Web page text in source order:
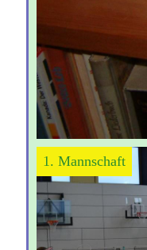
1. Mannschaft